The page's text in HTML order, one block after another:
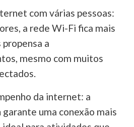
com várias pessoas:
a rede Wi-Fi fica mais
a
mesmo com muitos
da internet: a
uma conexão mais